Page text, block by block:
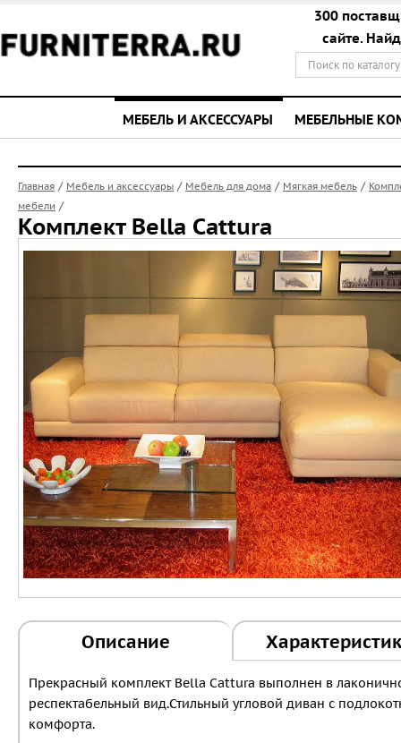
300
сайте.
МЕБЕЛЬ И АКСЕССУАРЫ МЕБЕЛЬНЫЕ
Главная / Мебель и аксессуары / Мебель для дома / Мягкая мебель /
мебели /
Комплект Bella Cattura
Описание
Прекрасный комплект Bella Cattura выполнен в
респектабельный вид.Стильный угловой диван с
комфорта.